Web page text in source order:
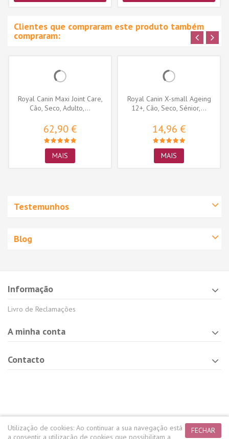
Clientes que compraram este produto também
compraram:
Royal Canin Maxi Joint Care,
Cão, Seco, Adulto,...
62,90 €
MAIS
Royal Canin X-small Ageing
12+, Cão, Seco, Sénior,...
14,96 €
MAIS
Testemunhos
Blog
Informação
Livro de Reclamações
A minha conta
Contacto
FECHAR
Utilização de cookies: Ao continuar a sua navegação está
a consentir a utilização de cookies que possibilitam a